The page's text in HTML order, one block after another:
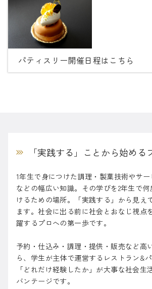
パティスリー開催日程はこちら
「実践する」ことから始める
1年生で身につけた調理・製菓技術やサ
などの幅広い知識。その学びを2年生で
けるための場所。「実践する」から見え
ます。社会に出る前に社会とおなじ視点
躍するプロへの第一歩です。
予約・仕込み・調理・提供・販売など高
ら、学生が主体で運営するレストラン&パ
「どれだけ経験したか」が大事な社会生
バンテージです。